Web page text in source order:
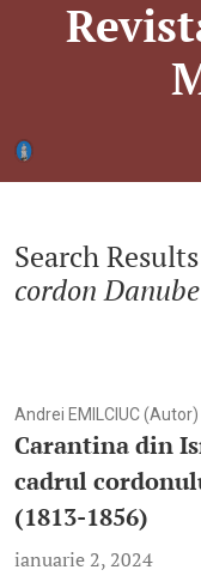
Search
cordon
Andrei EMILCIUC (Autor)
Carantina din
cadrul
(1813-1856)
ianuarie 2, 2024